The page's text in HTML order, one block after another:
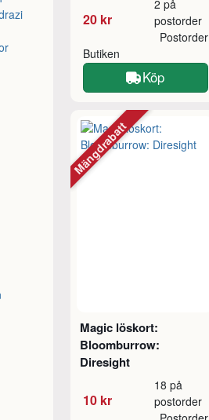
20 kr
2 på
postorder
Butiken
Postorder
Köp
Magic löskort:
Bloomburrow:
Diresight
10 kr
18 på
postorder
Mängdrabatt